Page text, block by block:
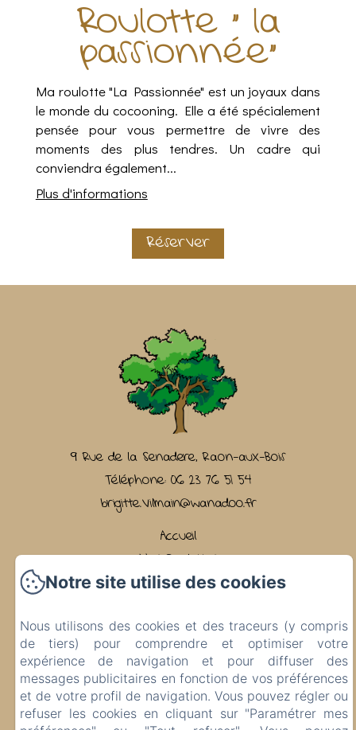
Roulotte " la
passionnée"
Ma roulotte "La Passionnée" est un joyaux dans
le monde du cocooning. Elle a été spécialement
pensée pour vous permettre de vivre des
moments des plus tendres. Un cadre qui
conviendra également...
Plus d'informations
Réserver
9 Rue de la Senadere, Raon-aux-Bois
Téléphone: 06 23 76 51 54
brigitte.vilmain@wanadoo.fr
Accueil
Nos Roulottes
Nos services
Les environs
Contact
Nos Stages
Notre site utilise des cookies
Nous utilisons des cookies et des traceurs (y compris
de tiers) pour comprendre et optimiser votre
expérience de navigation et pour diffuser des
messages publicitaires en fonction de vos préférences
et de votre profil de navigation. Vous pouvez régler ou
refuser les cookies en cliquant sur "Paramétrer mes